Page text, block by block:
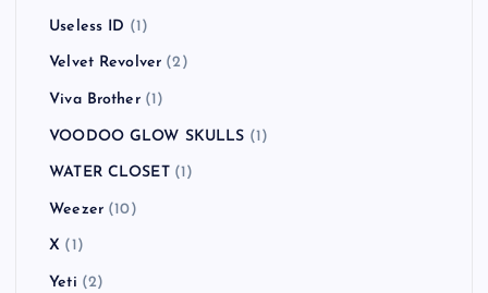
Useless ID (1)
Velvet Revolver (2)
Viva Brother(1)
VOODOO GLOW SKULLS (1)
WATER CLOSET(1)
Weezer(10)
X (1)
Yeti (2)